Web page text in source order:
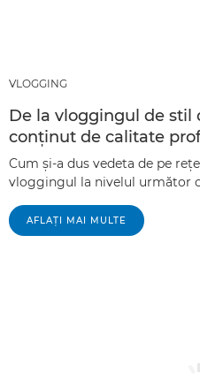
VLOGGING
De la vloggingul de stil
conţinut de calitate
Cum şi-a dus vedeta de pe
vloggingul la nivelul următor
AFLAŢI MAI MULTE